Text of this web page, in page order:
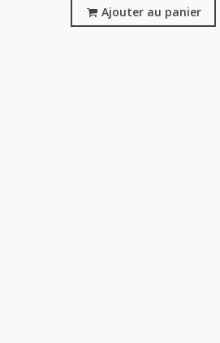
Ajouter au panier